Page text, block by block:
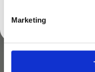
Marketing
Perfekt til:
Kontorer